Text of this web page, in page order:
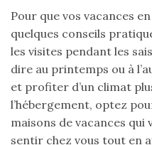
Pour que vos vacances
quelques conseils
les visites pendant les
dire au printemps ou à
et profiter d’un climat
l’hébergement, optez
maisons de vacances
sentir chez vous tout en